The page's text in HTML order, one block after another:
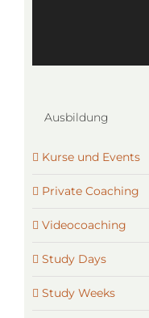
Ausbildung
Kurse und Events
Private Coaching
Videocoaching
Study Days
Study Weeks